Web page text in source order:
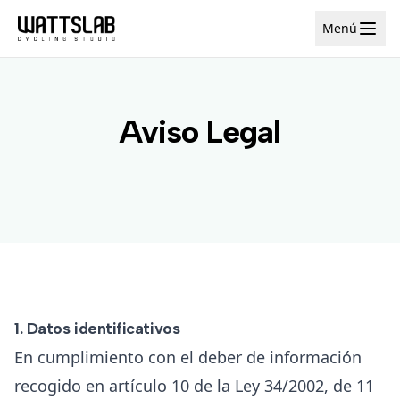
Menú
Aviso Legal
1. Datos identificativos
En cumplimiento con el deber de información
recogido en artículo 10 de la Ley 34/2002, de 11